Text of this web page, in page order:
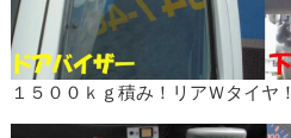
１５００ｋｇ積み！リアＷタイヤ！